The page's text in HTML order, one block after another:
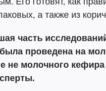
а также из
часть
проведена на
не молочного